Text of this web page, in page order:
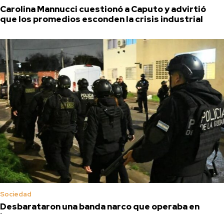
Carolina Mannucci cuestionó a Caputo y advirtió
que los promedios esconden la crisis industrial
Sociedad
Desbarataron una banda narco que operaba en